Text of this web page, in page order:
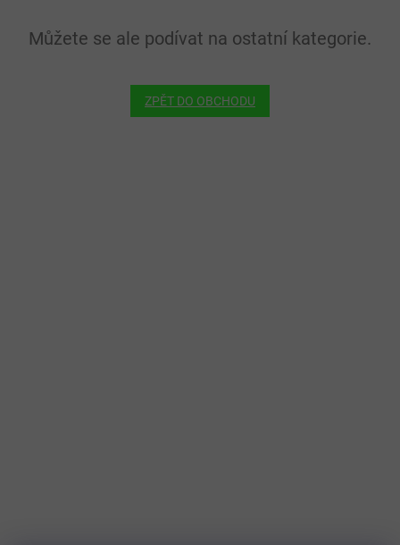
Můžete se ale podívat na ostatní kategorie.
ZPĚT DO OBCHODU